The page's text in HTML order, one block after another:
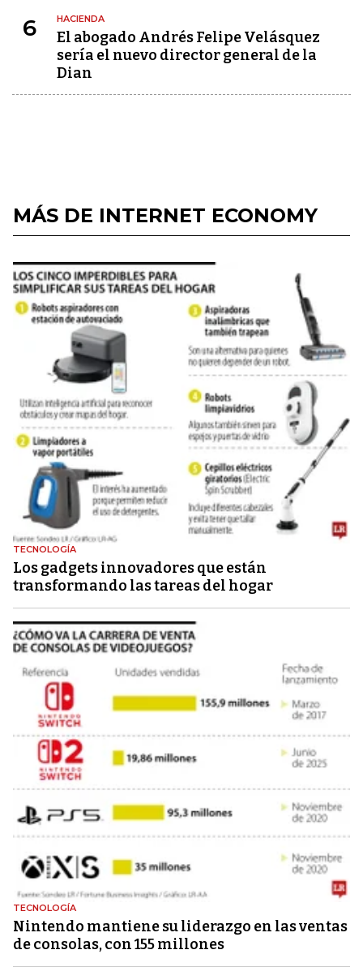
6 HACIENDA
El abogado Andrés Felipe Velásquez
sería el nuevo director general de la
Dian
MÁS DE INTERNET ECONOMY
TECNOLOGÍA
Los gadgets innovadores que están
transformando las tareas del hogar
TECNOLOGÍA
Nintendo mantiene su liderazgo en las ventas
de consolas, con 155 millones